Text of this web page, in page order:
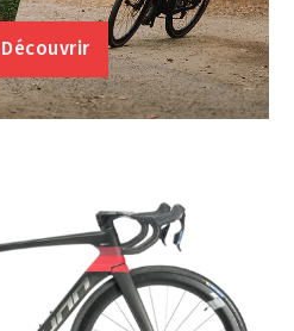
Découvrir